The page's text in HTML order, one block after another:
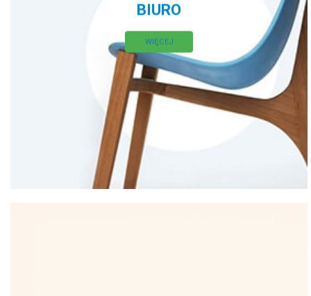
BIURO
WIĘCEJ